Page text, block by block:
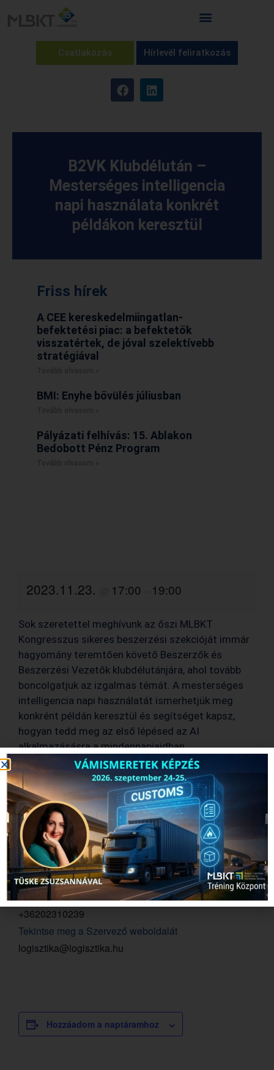
Csatlakozás Hírlevél feliratkozás
B2VK Klubdélután –
Mesterséges intelligencia
napi használata konkrét
példákon keresztül
2023.11.23. 17:00 19:00
Sok szeretettel meghívunk az őszi MLBKT
Kongresszus sikeres beszerzési szekcióját immár
hagyomány teremtően követő Beszerzők és
Beszerzési Vezetők klubdélutánjára, ahol tovább
boncolgatjuk az izgalmas témát. A mesterséges
intelligencia napi használatát ismerhetjük meg
konkrént példán keresztül és segítséget kapsz,
hogyan tedd meg az első lépésed az AI
alkalmazásásra a mindennapjaidban.
Előadó:
Szabó Kitti, Modern Work Solution
Specialist, Microsoft
Moderátor:
Szabó Ákos,tulajdonos, ügyvezető,
Fluenta Europe
Részletek és jelentkezés
MLBKT
+36202310239
Tekintse meg a Szervező weboldalát
logisztika@logisztika.hu
Hozzáadom a naptáramhoz
Friss hírek
A CEE kereskedelmiingatlan-
befektetési piac: a befektetők
visszatértek, de jóval szelektívebb
stratégiával
BMI: Enyhe bővülés júliusban
Pályázati felhívás: 15. Ablakon
Bedobott Pénz Program